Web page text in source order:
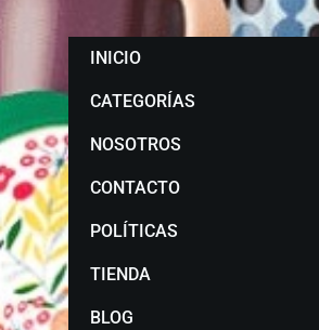
INICIO
CATEGORÍAS
NOSOTROS
CONTACTO
POLÍTICAS
TIENDA
BLOG